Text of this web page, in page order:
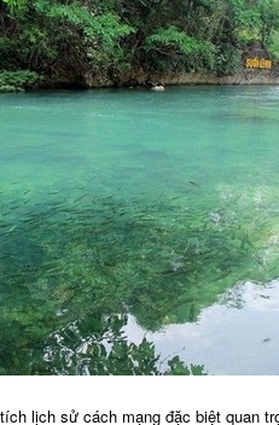
lịch sử cách mạng đặc biệt quan